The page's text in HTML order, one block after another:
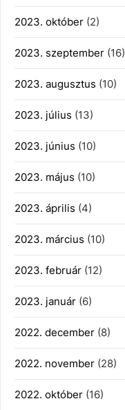
2023. október (2)
2023. szeptember (16)
2023. augusztus (10)
2023. július (13)
2023. június (10)
2023. május (10)
2023. április (4)
2023. március (10)
2023. február (12)
2023. január (6)
2022. december (8)
2022. november (28)
2022. október (16)